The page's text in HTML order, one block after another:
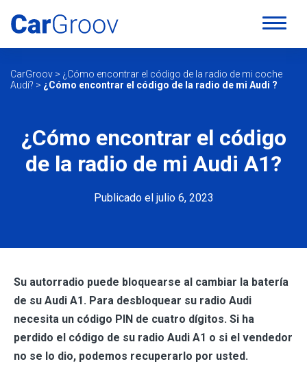
CarGroov > ¿Cómo encontrar el código de la radio de mi coche
Audi? > ¿Cómo encontrar el código de la radio de mi Audi ?
¿Cómo encontrar el código
de la radio de mi Audi A1?
Publicado el julio 6, 2023
Su autorradio puede bloquearse al cambiar la batería
de su Audi A1. Para desbloquear su radio Audi
necesita un código PIN de cuatro dígitos. Si ha
perdido el código de su radio Audi A1 o si el vendedor
no se lo dio, podemos recuperarlo por usted.